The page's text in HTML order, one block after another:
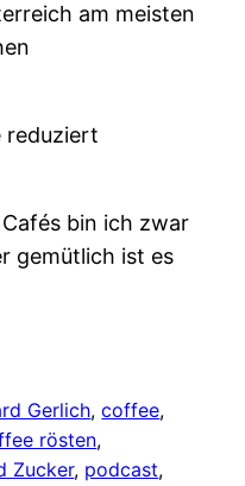
am meisten
reduziert
Cafés bin ich zwar
gemütlich ist es
Gerlich, coffee
rösten
Zucker, podcast